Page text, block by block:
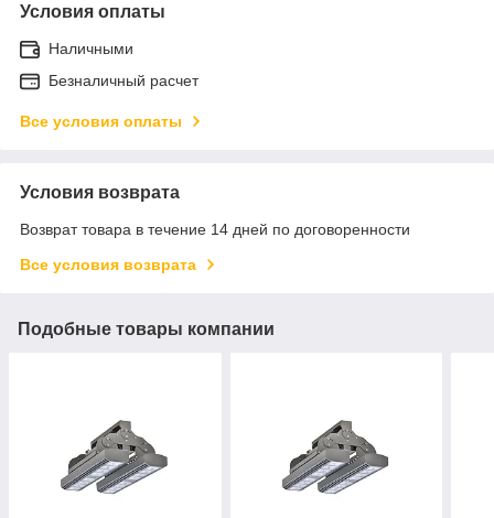
Условия оплаты
Наличными
Безналичный расчет
Все условия оплаты
Условия возврата
Возврат товара в течение 14 дней по договоренности
Все условия возврата
Подобные товары компании